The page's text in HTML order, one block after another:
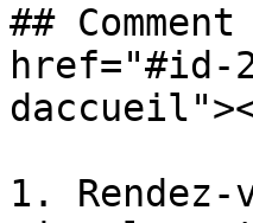
##
1.